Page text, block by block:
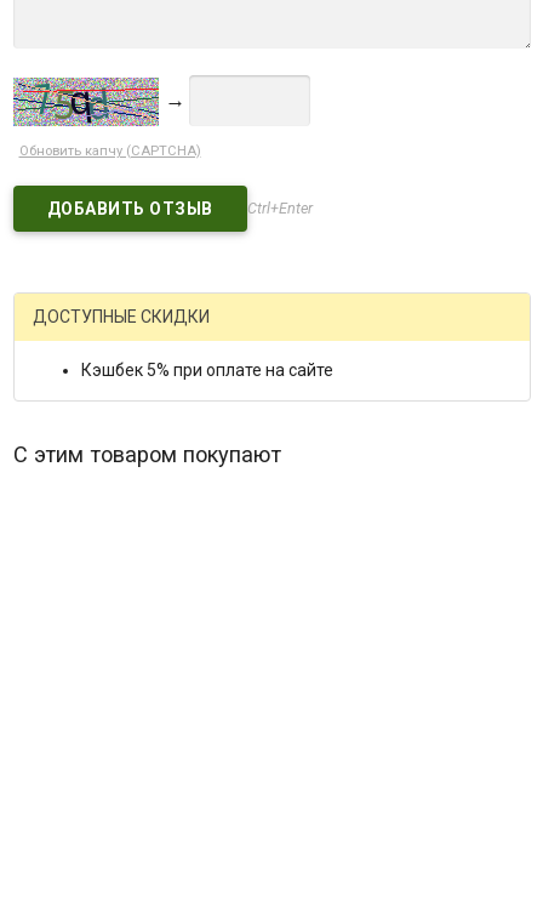
→
Обновить капчу (CAPTCHA)
Ctrl+Enter
ДОСТУПНЫЕ СКИДКИ
Кэшбек 5% при оплате на сайте
С этим товаром покупают